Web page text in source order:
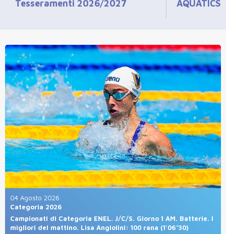
Tesseramenti 2026/2027
AQUATICS
04 Agosto 2026
Categoria 2026
Campionati di Categoria ENEL. J/C/S. Giorno 1 AM. Batterie. I
migliori del mattino. Lisa Angiolini: 100 rana (1'06"30)